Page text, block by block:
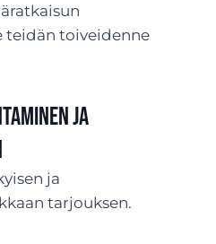
teidän toiveidenne
ja
ja
tarjouksen.